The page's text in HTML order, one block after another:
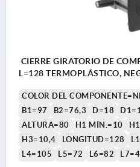
CIERRE GIRATORIO DE
L=128 TERMOPLÁSTICO,
COLOR DEL
B1=97
B2=76,3 D=18
ALTURA=80
H1 MÍN.=10
H3=10,4
LONGITUD=128
L4=105
L5=72 L6=82 L7=4